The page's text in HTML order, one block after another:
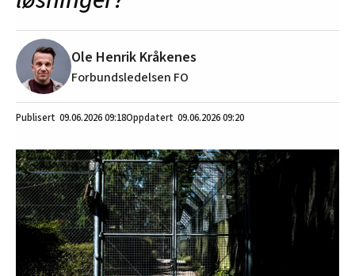
Ole Henrik Kråkenes
Forbundsledelsen FO
09.06.202609:18 09.06.2026 09:20